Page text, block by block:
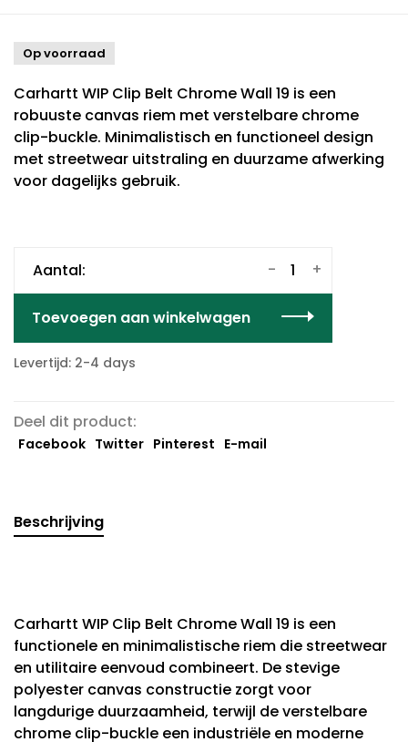
Op voorraad
Carhartt WIP Clip Belt Chrome Wall 19 is een
robuuste canvas riem met verstelbare chrome
clip-buckle. Minimalistisch en functioneel design
met streetwear uitstraling en duurzame afwerking
voor dagelijks gebruik.
Aantal: +
-
Toevoegen aan winkelwagen
Levertijd: 2-4 days
Deel dit product:
Facebook Twitter Pinterest E-mail
Beschrijving
Carhartt WIP Clip Belt Chrome Wall 19 is een
functionele en minimalistische riem die streetwear
en utilitaire eenvoud combineert. De stevige
polyester canvas constructie zorgt voor
langdurige duurzaamheid, terwijl de verstelbare
chrome clip-buckle een industriële en moderne